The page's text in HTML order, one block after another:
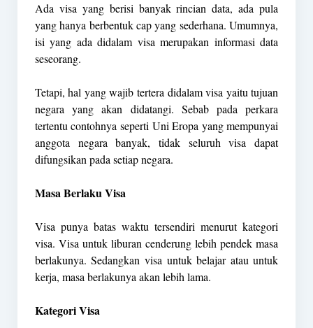
Ada visa yang berisi banyak rincian data, ada pula
yang hanya berbentuk cap yang sederhana. Umumnya,
isi yang ada didalam visa merupakan informasi data
seseorang.
Tetapi, hal yang wajib tertera didalam visa yaitu tujuan
negara yang akan didatangi. Sebab pada perkara
tertentu contohnya seperti Uni Eropa yang mempunyai
anggota negara banyak, tidak seluruh visa dapat
difungsikan pada setiap negara.
Masa Berlaku Visa
Visa punya batas waktu tersendiri menurut kategori
visa. Visa untuk liburan cenderung lebih pendek masa
berlakunya. Sedangkan visa untuk belajar atau untuk
kerja, masa berlakunya akan lebih lama.
Kategori Visa